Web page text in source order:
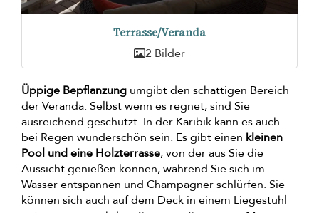
Terrasse/Veranda
2 Bilder
Üppige Bepflanzung umgibt den schattigen Bereich
der Veranda. Selbst wenn es regnet, sind Sie
ausreichend geschützt. In der Karibik kann es auch
bei Regen wunderschön sein. Es gibt einen kleinen
Pool und eine Holzterrasse, von der aus Sie die
Aussicht genießen können, während Sie sich im
Wasser entspannen und Champagner schlürfen. Sie
können sich auch auf dem Deck in einem Liegestuhl